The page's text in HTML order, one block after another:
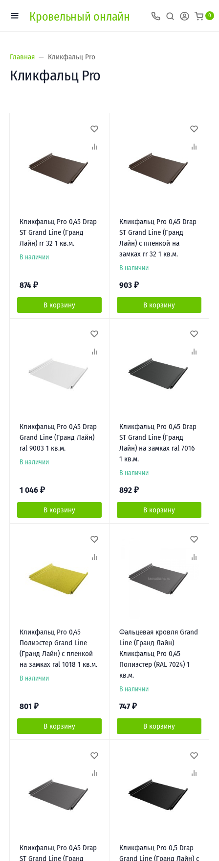
Кровельный онлайн 0
Главная Кликфальц Pro
Кликфальц Pro
Кликфальц Pro 0,45 Drap
ST Grand Line (Гранд
Лайн) rr 32 1 кв.м.
В наличии
874 ₽
В корзину
Кликфальц Pro 0,45 Drap
ST Grand Line (Гранд
Лайн) с пленкой на
замках rr 32 1 кв.м.
В наличии
903 ₽
В корзину
Кликфальц Pro 0,45 Drap
Grand Line (Гранд Лайн)
ral 9003 1 кв.м.
В наличии
1 046 ₽
В корзину
Кликфальц Pro 0,45 Drap
ST Grand Line (Гранд
Лайн) на замках ral 7016
1 кв.м.
В наличии
892 ₽
В корзину
Кликфальц Pro 0,45
Полиэстер Grand Line
(Гранд Лайн) с пленкой
на замках ral 1018 1 кв.м.
В наличии
801 ₽
В корзину
Фальцевая кровля Grand
Line (Гранд Лайн)
Кликфальц Pro 0,45
Полиэстер (RAL 7024) 1
кв.м.
В наличии
747 ₽
В корзину
Кликфальц Pro 0,45 Drap
ST Grand Line (Гранд
Кликфальц Pro 0,5 Drap
Grand Line (Гранд Лайн) с